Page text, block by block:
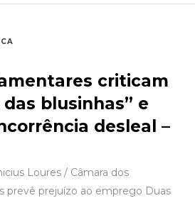
criticam
blusinhas” e
desleal –
Loures / Câmara dos
prevê prejuízo ao emprego Duas